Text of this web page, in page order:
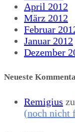
April 2012
März 2012
Februar
Januar 2012
Dezember
Neueste
Remigius zu
(noch nicht